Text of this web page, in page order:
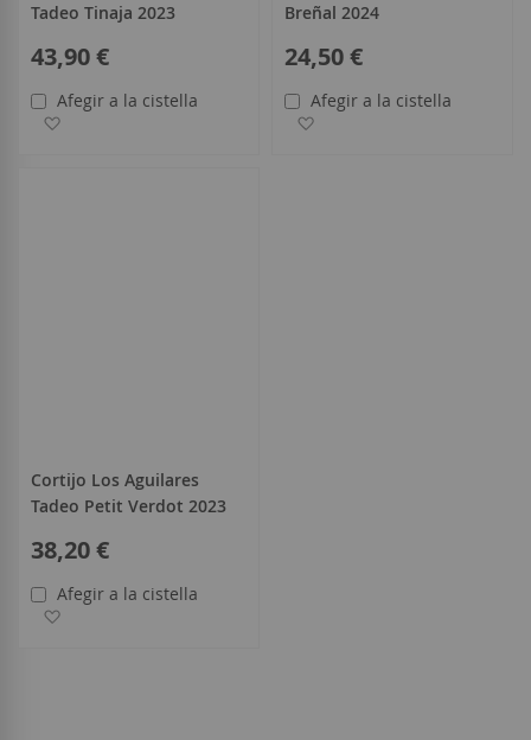
Tadeo Tinaja 2023
43,90 €
Afegir a la cistella
Breñal 2024
24,50 €
Afegir a la cistella
Cortijo Los Aguilares
Tadeo Petit Verdot 2023
38,20 €
Afegir a la cistella